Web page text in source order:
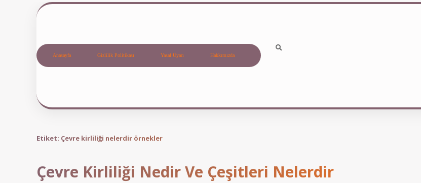
Anasayfa Gizlilik Politikası Yasal Uyarı Hakkımızda
Etiket: Çevre kirliliği nelerdir örnekler
Çevre Kirliliği Nedir Ve Çeşitleri Nelerdir